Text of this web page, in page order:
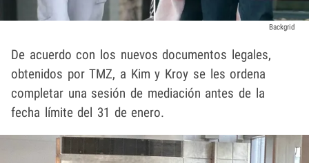
Backgrid
De acuerdo con los nuevos documentos legales,
obtenidos por TMZ, a Kim y Kroy se les ordena
completar una sesión de mediación antes de la
fecha límite del 31 de enero.